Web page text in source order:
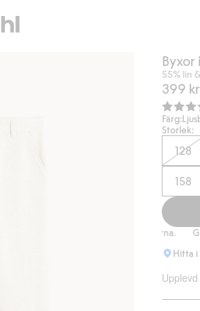
Byxor
55% lin
399
Färg:
Storlek:
128
158
Gratis
Hitta i